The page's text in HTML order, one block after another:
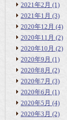
2021年2月 (1)
2021年1月 (3)
2020年12月 (4)
2020年11月 (2)
2020年10月 (2)
2020年9月 (1)
2020年8月 (2)
2020年7月 (3)
2020年6月 (1)
2020年5月 (4)
2020年3月 (2)